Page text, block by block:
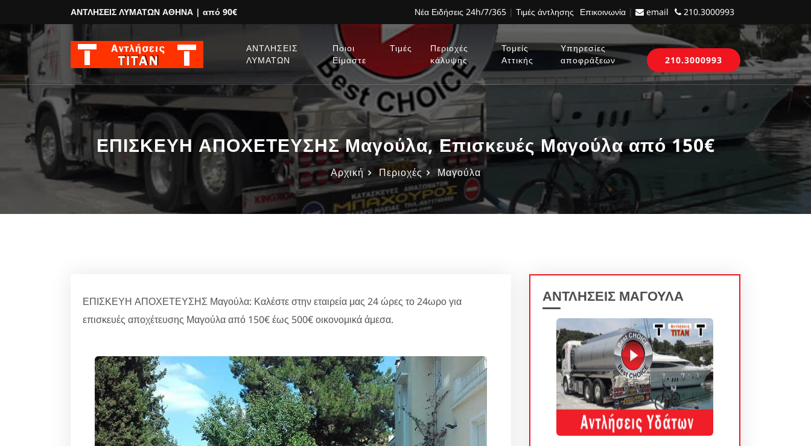
ΑΝΤΛΗΣΕΙΣ ΛΥΜΑΤΩΝ ΑΘΗΝΑ | από 90€ Νέα Ειδήσεις 24h/7/365 | Τιμές άντλησης Επικοινωνία | email 210.3000993
ΑΝΤΛΗΣΕΙΣ
ΛΥΜΑΤΩΝ
Ποιοι
Είμαστε
Τιμές
Περιοχές
κάλυψης
Τομείς
Αττικής
Υπηρεσίες
αποφράξεων
210.3000993
ΕΠΙΣΚΕΥΗ ΑΠΟΧΕΤΕΥΣΗΣ Μαγούλα, Επισκευές Μαγούλα από 150€
Αρχική Περιοχές Μαγούλα
ΕΠΙΣΚΕΥΗ ΑΠΟΧΕΤΕΥΣΗΣ Μαγούλα: Καλέστε στην εταιρεία μας 24 ώρες το 24ωρο για
επισκευές αποχέτευσης Μαγούλα από 150€ έως 500€ οικονομικά άμεσα.
ΑΝΤΛΗΣΕΙΣ ΜΑΓΟΥΛΑ